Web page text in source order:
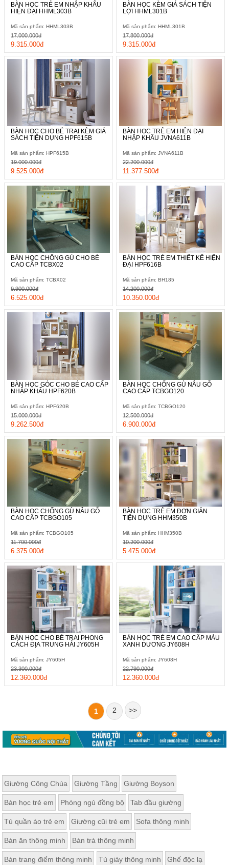
BÀN HỌC TRẺ EM NHẬP KHẨU
HIỆN ĐẠI HHML303B
Mã sản phẩm: HHML303B
9.315.000đ
17.000.000đ
BÀN HỌC KÈM GIÁ SÁCH TIỆN
LỢI HHML301B
Mã sản phẩm: HHML301B
9.315.000đ
17.800.000đ
BÀN HỌC CHO BÉ TRAI KÈM GIÁ
SÁCH TIỆN DỤNG HPF615B
Mã sản phẩm: HPF615B
9.525.000đ
19.000.000đ
BÀN HỌC TRẺ EM HIỆN ĐẠI
NHẬP KHẨU JVNA611B
Mã sản phẩm: JVNA611B
11.377.500đ
22.200.000đ
BÀN HỌC CHỐNG GÙ CHO BÉ
CAO CẤP TCBX02
Mã sản phẩm: TCBX02
6.525.000đ
9.900.000đ
BÀN HỌC TRẺ EM THIẾT KẾ HIỆN
ĐẠI HPF616B
Mã sản phẩm: BH185
10.350.000đ
14.200.000đ
BÀN HỌC GÓC CHO BÉ CAO CẤP
NHẬP KHẨU HPF620B
Mã sản phẩm: HPF620B
9.262.500đ
15.000.000đ
BÀN HỌC CHỐNG GÙ NÂU GỖ
CAO CẤP TCBGO120
Mã sản phẩm: TCBGO120
6.900.000đ
12.500.000đ
BÀN HỌC CHỐNG GÙ NÂU GỖ
CAO CẤP TCBGO105
Mã sản phẩm: TCBGO105
6.375.000đ
11.700.000đ
BÀN HỌC TRẺ EM ĐƠN GIẢN
TIỆN DỤNG HHM350B
Mã sản phẩm: HHM350B
5.475.000đ
10.200.000đ
BÀN HỌC CHO BÉ TRAI PHONG
CÁCH ĐỊA TRUNG HẢI JY605H
Mã sản phẩm: JY605H
12.360.000đ
23.300.000đ
BÀN HỌC TRẺ EM CAO CẤP MÀU
XANH DƯƠNG JY608H
Mã sản phẩm: JY608H
12.360.000đ
22.790.000đ
1 2 >>
Giường Công Chúa Giường Tầng Giường Boyson
Bàn học trẻ em Phòng ngủ đồng bộ Tab đầu giường
Tủ quần áo trẻ em Giường cũi trẻ em Sofa thông minh
Bàn ăn thông minh Bàn trà thông minh
Bàn trang điểm thông minh Tủ giày thông minh Ghế độc lạ